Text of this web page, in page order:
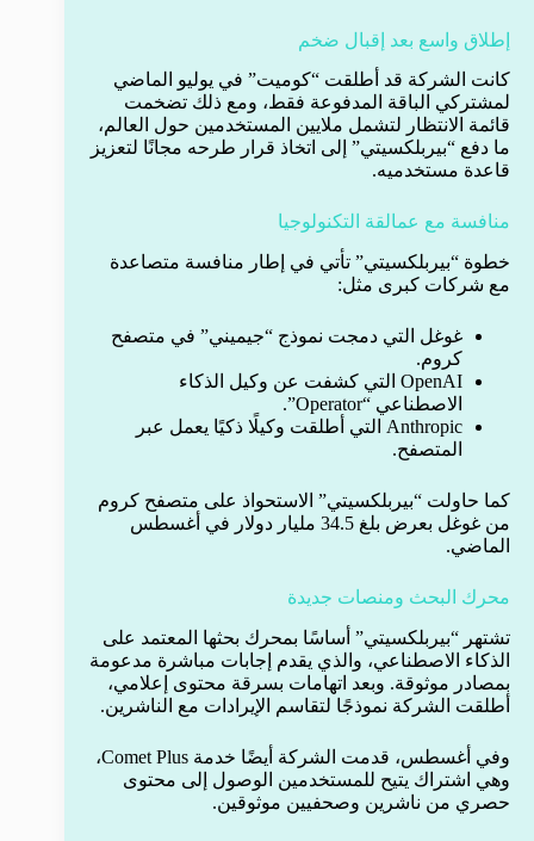
إطلاق واسع بعد إقبال ضخم
كانت الشركة قد أطلقت “كوميت” في يوليو الماضي
لمشتركي الباقة المدفوعة فقط، ومع ذلك تضخمت
قائمة الانتظار لتشمل ملايين المستخدمين حول العالم،
ما دفع “بيربلكسيتي” إلى اتخاذ قرار طرحه مجانًا لتعزيز
قاعدة مستخدميه.
منافسة مع عمالقة التكنولوجيا
خطوة “بيربلكسيتي” تأتي في إطار منافسة متصاعدة
مع شركات كبرى مثل:
غوغل التي دمجت نموذج “جيميني” في متصفح
كروم.
OpenAI التي كشفت عن وكيل الذكاء
الاصطناعي “Operator”.
Anthropic التي أطلقت وكيلًا ذكيًا يعمل عبر
المتصفح.
كما حاولت “بيربلكسيتي” الاستحواذ على متصفح كروم
من غوغل بعرض بلغ 34.5 مليار دولار في أغسطس
الماضي.
محرك البحث ومنصات جديدة
تشتهر “بيربلكسيتي” أساسًا بمحرك بحثها المعتمد على
الذكاء الاصطناعي، والذي يقدم إجابات مباشرة مدعومة
بمصادر موثوقة. وبعد اتهامات بسرقة محتوى إعلامي،
أطلقت الشركة نموذجًا لتقاسم الإيرادات مع الناشرين.
وفي أغسطس، قدمت الشركة أيضًا خدمة Comet Plus،
وهي اشتراك يتيح للمستخدمين الوصول إلى محتوى
حصري من ناشرين وصحفيين موثوقين.